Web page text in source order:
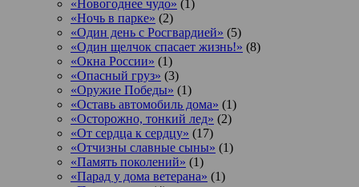
«Новогоднее чудо» (1)
«Ночь в парке» (2)
«Один день с Росгвардией» (5)
«Один щелчок спасает жизнь!» (8)
«Окна России» (1)
«Опасный груз» (3)
«Оружие Победы» (1)
«Оставь автомобиль дома» (1)
«Осторожно, тонкий лед» (2)
«От сердца к сердцу» (17)
«Отчизны славные сыны» (1)
«Память поколений» (1)
«Парад у дома ветерана» (1)